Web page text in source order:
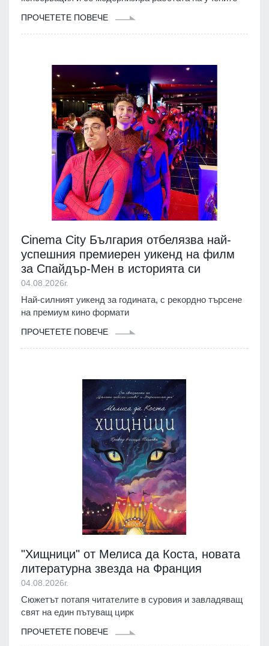
ПРОЧЕТЕТЕ ПОВЕЧЕ
Cinema City България отбелязва най-
успешния премиерен уикенд на филм
за Спайдър-Мен в историята си
04.08.2026г.
Най-силният уикенд за годината, с рекордно търсене
на премиум кино формати
ПРОЧЕТЕТЕ ПОВЕЧЕ
"Хищници" от Мелиса да Коста, новата
литературна звезда на Франция
04.08.2026г.
Сюжетът потапя читателите в суровия и завладяващ
свят на един пътуващ цирк
ПРОЧЕТЕТЕ ПОВЕЧЕ